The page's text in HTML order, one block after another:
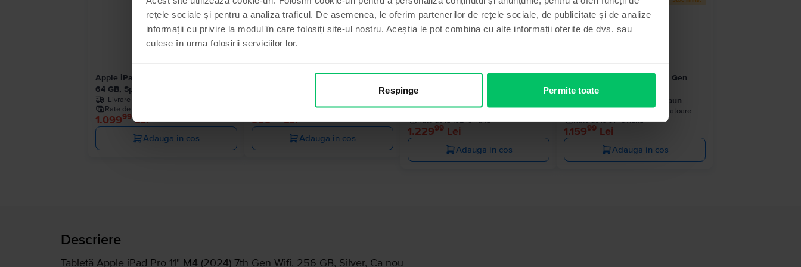
rețele sociale și pentru a analiza traficul. De asemenea, le oferim partenerilor de rețele sociale, de publicitate și de analize
informații cu privire la modul în care folosiți site-ul nostru. Aceștia le pot combina cu alte informații oferite de dvs. sau
culese în urma folosirii serviciilor lor.
Respinge Permite toate
Apple iPad 10.2” (2021) 9th Gen Wifi
64 GB, Space Gray, Ca nou
Livrare estimata:
Rate de la 92 lei/luna
1.09999Lei
Adauga in cos
Apple iPad 10.2" (2020) 8th Gen Wifi
Rate de la 83 lei/luna
999 Lei
Adauga in cos
Apple iPad 10.2” (2021) 9th Gen
Cellular
Livrare estimata:1-2 zile lucratoare
Rate de la 102 lei/luna
1.22999 Lei
Adauga in cos
Apple iPad 10.2” (2021) 9th Gen
Cellular
64 GB, Space Gray, Foarte bun
Livrare estimata:1-2 zile lucratoare
Rate de la 97 lei/luna
1.15999 Lei
Adauga in cos
Descriere
Tabletă Apple iPad Pro 11" M4 (2024) 7th Gen Wifi, 256 GB, Silver, Ca nou